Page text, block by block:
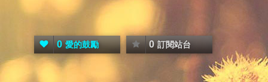
0 愛的鼓勵 0 訂閱站台